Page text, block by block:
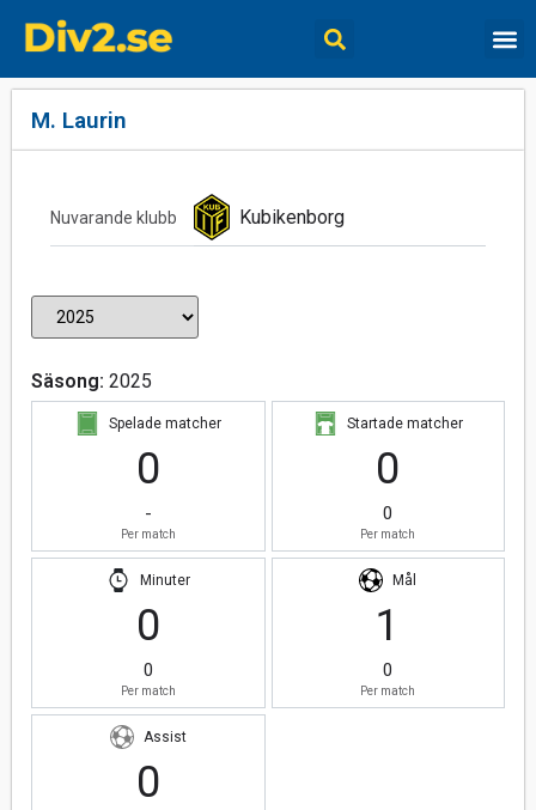
M. Laurin
Nuvarande klubb Kubikenborg
Säsong: 2025
Spelade matcher
0
-
Per match
Startade matcher
0
0
Per match
Minuter
0
0
Per match
Mål
1
0
Per match
Assist
0